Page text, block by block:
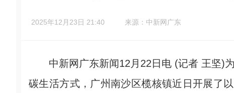
2025年12月23日 21:40 来源：中新网广东
中新网广东新闻12月22日电 (记者 王坚)为
碳生活方式，广州南沙区榄核镇近日开展了